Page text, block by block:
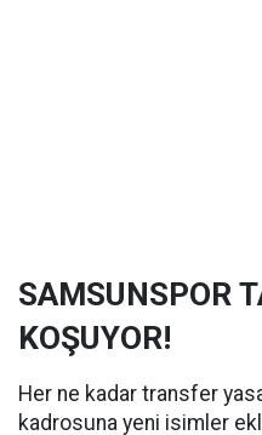
SAMSUNSPOR
KOŞUYOR!
Her ne kadar transfer
kadrosuna yeni isimler